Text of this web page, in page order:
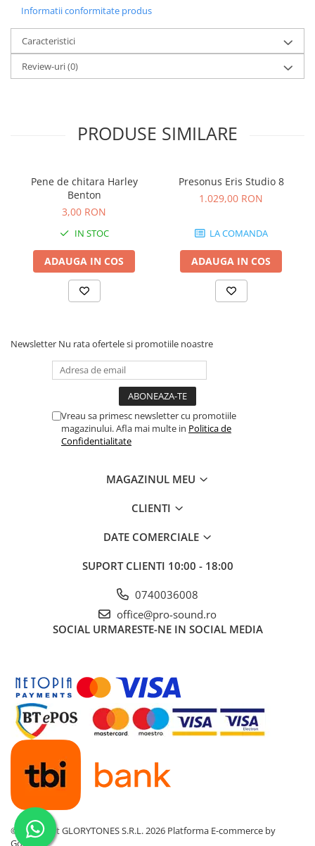
Recordere de studio
Recordere portabile
Sintetizatoare
Standuri si stative de monitoare
Accesorii pentru lumini
Cabluri de Alimentare
Case-uri de lumini
Comenzi si controllere
Ecrane LED
Efecte de lumini
Lasere
Masini de fum si ceata
Par Led si Pinspot
Proiectoare
Scene şi Ring-uri de Dans
Instrumente Muzicale
Chitare si bass
Instrumente cu arcus
Instrumente si jucarii pentru copii
Accesorii Pick-up si Vinyl
Console DJ
Controllere MIDI - USB DAW
Genti pentru DJ
Mixere DJ
Platane DJ
Samplere si controllere
Stative si pupitre DJ
Cabluri si conectori
Cabluri adaptoare, cabluri Y
Informatii conformitate produs
Caracteristici
Review-uri(0)
PRODUSE SIMILARE
Pene de chitara Harley
Benton
3,00 RON
IN STOC
ADAUGA IN COS
Presonus Eris Studio 8
1.029,00 RON
LA COMANDA
ADAUGA IN COS
Newsletter Nu rata ofertele si promotiile noastre
Vreau sa primesc newsletter cu promotiile
magazinului. Afla mai multe in Politica de
Confidentialitate
MAGAZINUL MEU
CLIENTI
DATE COMERCIALE
SUPORT CLIENTI 10:00 - 18:00
0740036008
office@pro-sound.ro
SOCIAL URMARESTE-NE IN SOCIAL MEDIA
©Copyright GLORYTONES S.R.L. 2026 Platforma E-commerce by
Gomag